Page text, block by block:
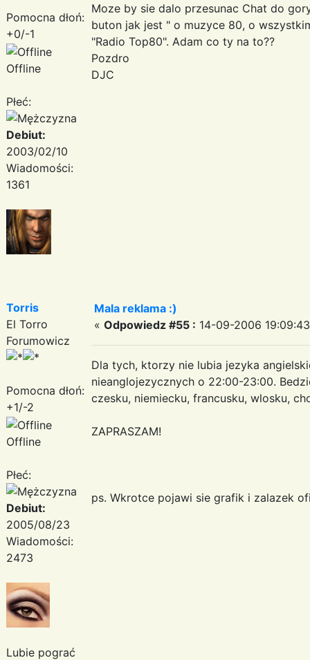
Pomocna dłoń:
+0/-1
Offline
Płeć:
Debiut:
2003/02/10
Wiadomości:
1361
Moze by sie dalo przesunac Chat do
buton jak jest " o muzyce 80, o
"Radio Top80". Adam co ty na to??
Pozdro
DJC
Torris
El Torro
Forumowicz
Pomocna dłoń:
+1/-2
Offline
Płeć:
Debiut:
2005/08/23
Wiadomości:
2473
Lubie pograć
Mala reklama :)
« Odpowiedz #55 : 14-09-2006
Dla tych, ktorzy nie lubia jezyka
nieanglojezycznych o 22:00-23:00.
czesku, niemiecku, francusku, wlosku,
ZAPRASZAM!
ps. Wkrotce pojawi sie grafik i zalazek